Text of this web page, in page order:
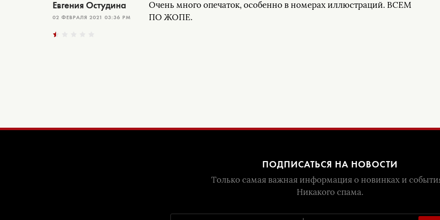
Очень много опечаток, особенно в номерах иллюстраций. ВСЕМ
ПО ЖОПЕ.
Евгения Остудина
02 ФЕВРАЛЯ 2021 03:36 PM
ПОДПИСАТЬСЯ НА НОВОСТИ
Только самая важная информация о новинках и
Никакого спама.